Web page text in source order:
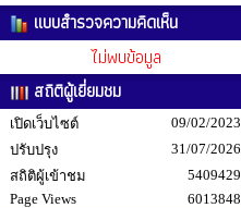
แบบสำรวจความคิดเห็น
ไม่พบข้อมูล
สถิติผู้เยี่ยมชม
เปิดเว็บไซต์
09/02/2023
ปรับปรุง
31/07/2026
สถิติผู้เข้าชม
5409429
Page Views
6013848